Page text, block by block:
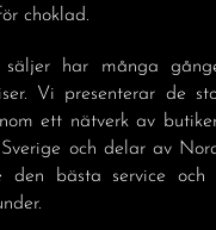
choklad.
har många
Vi presenterar de
ett nätverk av
och delar av
bästa service och